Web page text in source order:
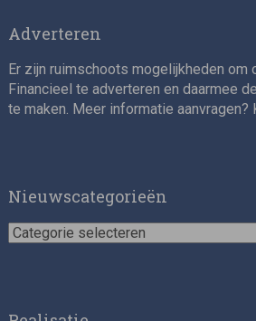
Adverteren
Er zijn ruimschoots mogelijkheden om
Financieel te adverteren en daarmee
te maken. Meer informatie aanvragen?
Nieuwscategorieën
Nieuwscategorieën